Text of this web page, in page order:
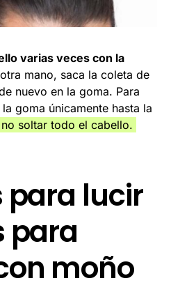
varias veces con la
mano, saca la coleta de
nuevo en la goma. Para
goma únicamente hasta la
soltar todo el cabello.
para lucir
para
moño